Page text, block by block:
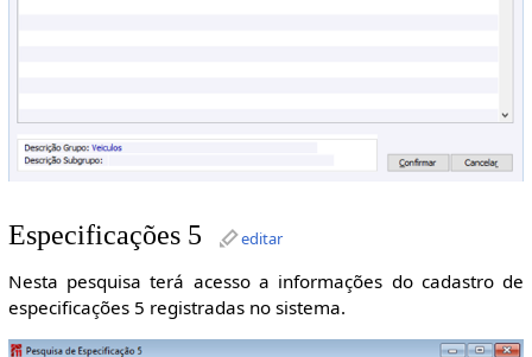
Especificações 5 editar
Nesta pesquisa terá acesso a informações do cadastro de
especificações 5 registradas no sistema.